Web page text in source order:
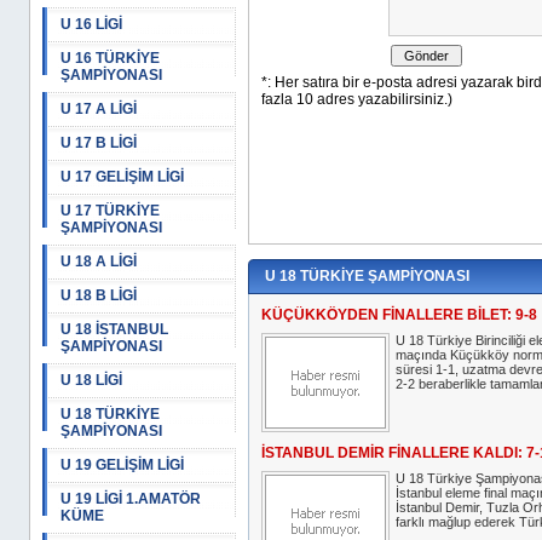
U 16 LİGİ
U 16 TÜRKİYE
ŞAMPİYONASI
U 17 A LİGİ
U 17 B LİGİ
U 17 GELİŞİM LİGİ
U 17 TÜRKİYE
ŞAMPİYONASI
U 18 A LİGİ
U 18 B LİGİ
U 18 İSTANBUL
ŞAMPİYONASI
U 18 LİGİ
U 18 TÜRKİYE
ŞAMPİYONASI
U 19 GELİŞİM LİGİ
U 19 LİGİ 1.AMATÖR
KÜME
U 18 TÜRKİYE ŞAMPİYONASI
KÜÇÜKKÖYDEN FİNALLERE BİLET: 9-8
U 18 Türkiye Birinciliği
maçında Küçükköy
süresi 1-1, uzatma
2-2 beraberlikle
İSTANBUL DEMİR FİNALLERE KALDI:
U 18 Türkiye
İstanbul eleme final
İstanbul Demir, Tuzla
farklı mağlup ederek